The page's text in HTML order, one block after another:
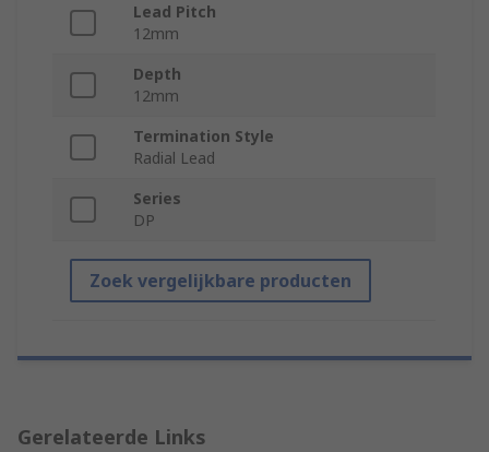
Lead Pitch
12mm
Depth
12mm
Termination Style
Radial Lead
Series
DP
Zoek vergelijkbare producten
Gerelateerde Links